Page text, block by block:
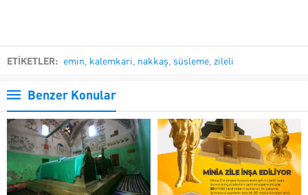
ETİKETLER: emin kalemkari nakkaş süsleme zileli
Benzer Konular